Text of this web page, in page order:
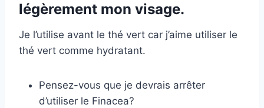
légèrement mon visage.
Je l’utilise avant le thé vert car j’aime utiliser le
thé vert comme hydratant.
Pensez-vous que je devrais arrêter
d’utiliser le Finacea?